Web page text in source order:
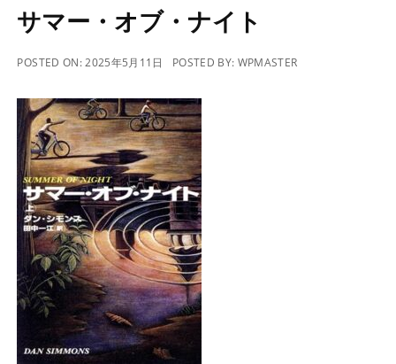
サマー・オブ・ナイト
POSTED ON:2025年5月11日 POSTED BY: WPMASTER